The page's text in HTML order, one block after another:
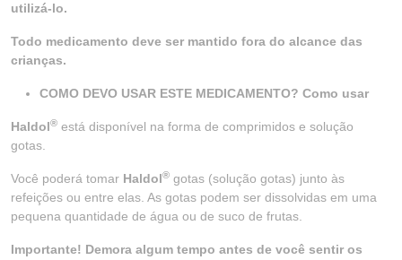
utilizá-lo.
Todo medicamento deve ser mantido fora do alcance das
crianças.
COMO DEVO USAR ESTE MEDICAMENTO? Como usar
Haldol® está disponível na forma de comprimidos e solução
gotas.
Você poderá tomar Haldol® gotas (solução gotas) junto às
refeições ou entre elas. As gotas podem ser dissolvidas em uma
pequena quantidade de água ou de suco de frutas.
Importante! Demora algum tempo antes de você sentir os